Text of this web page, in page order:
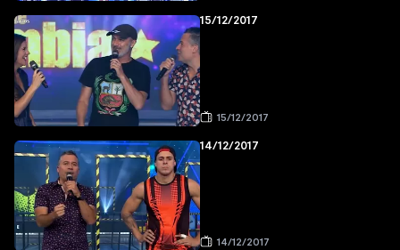
15/12/2017
15/12/2017
14/12/2017
14/12/2017